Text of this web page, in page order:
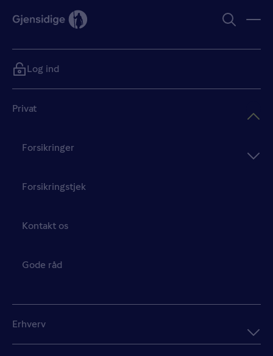
Privat
Forsikringer
Forsikringstjek
Kontakt os
Gode råd
Erhverv
Log ind